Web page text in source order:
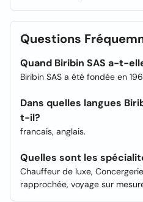
Questions
Quand Biribin SAS a-t-
Biribin SAS a été fondée en
Dans quelles langues
t-il?
francais, anglais.
Quelles sont les
Chauffeur de luxe,
rapprochée, voyage sur